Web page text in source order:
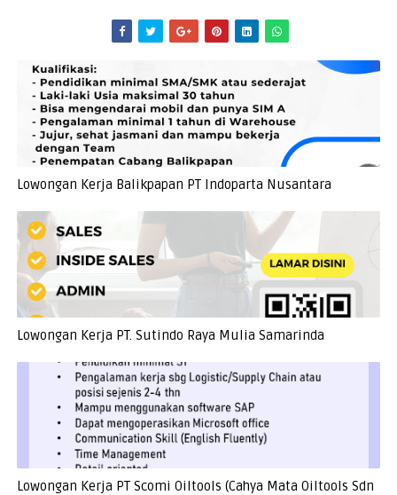
Lowongan Kerja Balikpapan PT Indoparta Nusantara
Lowongan Kerja PT. Sutindo Raya Mulia Samarinda
Lowongan Kerja PT Scomi Oiltools (Cahya Mata Oiltools Sdn